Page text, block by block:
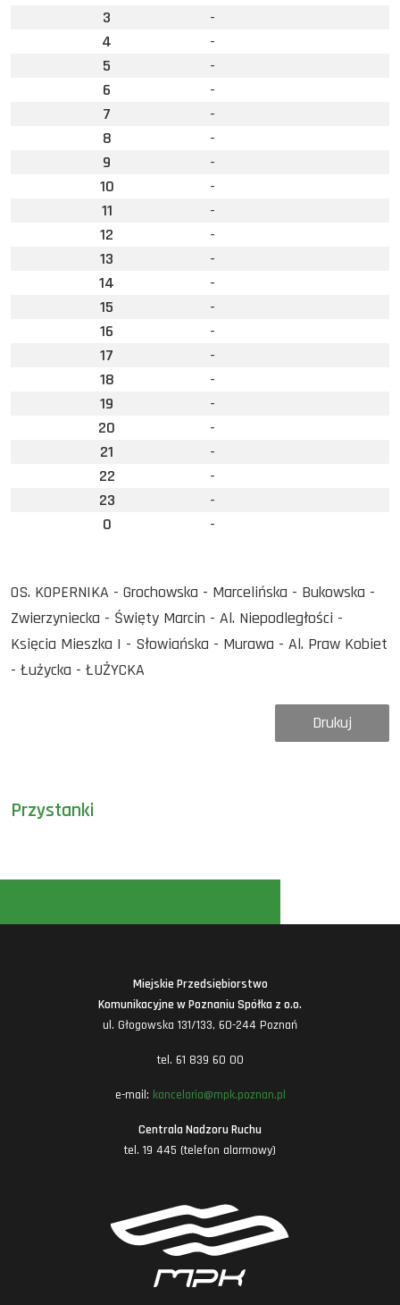
Przystanki
3
-
4
-
5
-
6
-
7
-
8
-
9
-
10
-
11
-
12
-
13
-
14
-
15
-
16
-
17
-
18
-
19
-
20
-
21
-
22
-
23
-
0
-
OS. KOPERNIKA - Grochowska - Marcelińska - Bukowska -
Zwierzyniecka - Święty Marcin - Al. Niepodległości -
Księcia Mieszka I - Słowiańska - Murawa - Al. Praw Kobiet
- Łużycka - ŁUŻYCKA
Drukuj
Miejskie Przedsiębiorstwo
Komunikacyjne w Poznaniu Spółka z o.o.
ul. Głogowska 131/133, 60-244 Poznań
tel. 61 839 60 00
e-mail: kancelaria@mpk.poznan.pl
Centrala Nadzoru Ruchu
tel. 19 445 (telefon alarmowy)